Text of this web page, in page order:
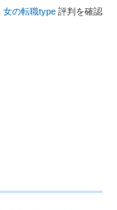
女の転職type 評判を確認